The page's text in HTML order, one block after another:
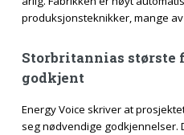
produksjonsteknikker, mange
Storbritannias
godkjent
Energy Voice skriver at
seg nødvendige godkjennelser.